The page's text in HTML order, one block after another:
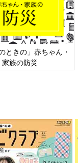
六星占術 細木かおりさ